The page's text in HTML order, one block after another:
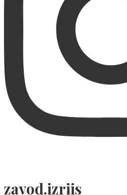
zavod.izriis